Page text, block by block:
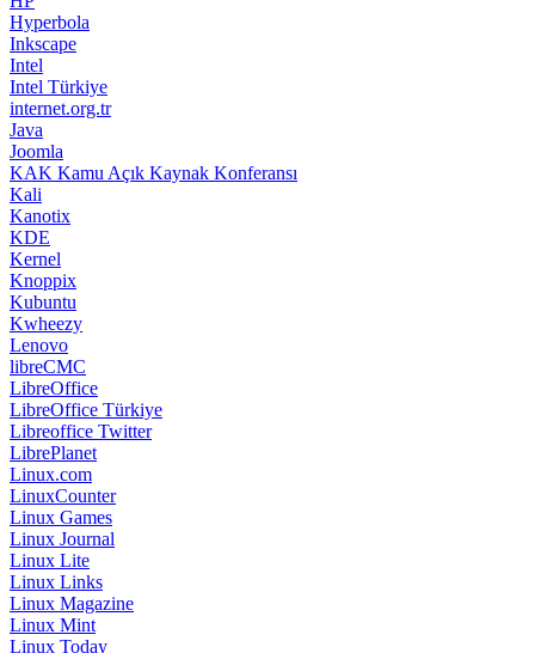
Hyperbola
Inkscape
Intel
Intel Türkiye
internet.org.tr
Java
Joomla
KAK Kamu Açık Kaynak Konferansı
Kali
Kanotix
KDE
Kernel
Knoppix
Kubuntu
Kwheezy
Lenovo
libreCMC
LibreOffice
LibreOffice Türkiye
Libreoffice Twitter
LibrePlanet
Linux.com
LinuxCounter
Linux Games
Linux Journal
Linux Lite
Linux Links
Linux Magazine
Linux Mint
Linux Today